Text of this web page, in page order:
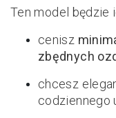
Ten model będzie
cenisz
zbędnych
chcesz
codziennego